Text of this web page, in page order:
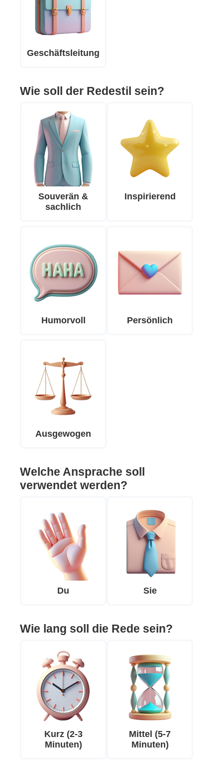
Geschäftsleitung
Wie soll der Redestil sein?
Souverän &
sachlich
Inspirierend
Humorvoll Persönlich
Ausgewogen
Welche Ansprache soll
verwendet werden?
Du Sie
Wie lang soll die Rede sein?
Kurz (2-3
Minuten)
Mittel (5-7
Minuten)